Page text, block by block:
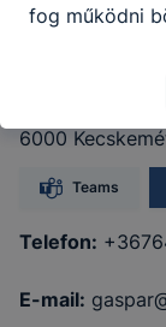
Kecskeméti
6000
Teams
Telefon:
E-mail:
fog működni